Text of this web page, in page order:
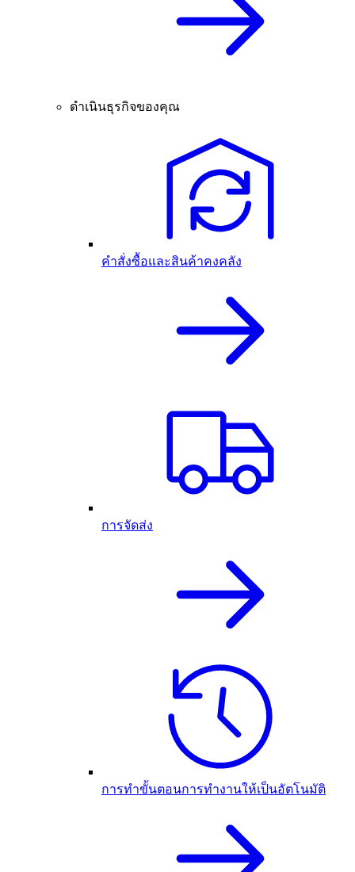
ดำเนินธุรกิจของคุณ
คำสั่งซื้อและสินค้าคงคลัง
การจัดส่ง
การทำขั้นตอนการทำงานให้เป็นอัตโนมัติ